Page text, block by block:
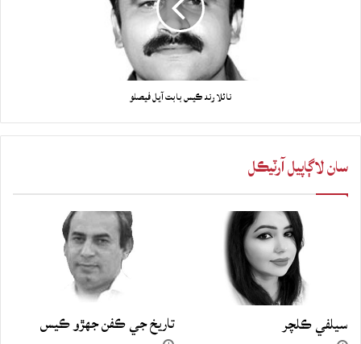
نائلا رند ڪيس بابت آيل فيصلو
سان لاڳاپيل آرٽيڪل
سيلفي ڪلچر تاريخ جي ڪفن جھڙو ڪيس